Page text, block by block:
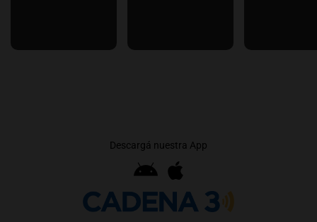
Descargá nuestra App